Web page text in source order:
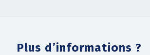
Plus d’informations ?